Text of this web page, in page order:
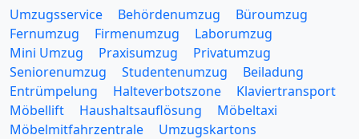
Umzugsservice Behördenumzug
Büroumzug
Fernumzug
Firmenumzug
Laborumzug
Mini Umzug
Praxisumzug
Privatumzug
Seniorenumzug
Studentenumzug
Beiladung
Entrümpelung
Halteverbotszone
Klaviertransport
Möbellift
Haushaltsauflösung
Möbeltaxi
Möbelmitfahrzentrale
Umzugskartons